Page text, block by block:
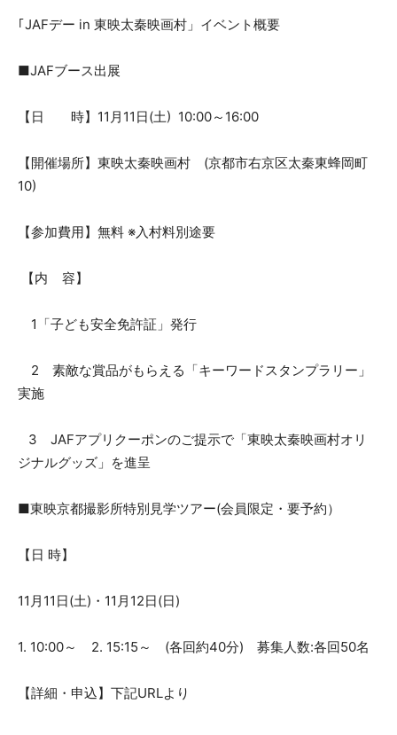
｢JAFデー in 東映太秦映画村」イベント概要
■JAFブース出展
【日 時】11月11日(土) 10:00～16:00
【開催場所】東映太秦映画村 (京都市右京区太秦東蜂岡町
10)
【参加費用】無料 ※入村料別途要
【内 容】
1「子ども安全免許証」発行
2 素敵な賞品がもらえる「キーワードスタンプラリー」
実施
3 JAFアプリクーポンのご提示で「東映太秦映画村オリ
ジナルグッズ」を進呈
■東映京都撮影所特別見学ツアー(会員限定・要予約）
【日 時】
11月11日(土)・11月12日(日)
1. 10:00～ 2. 15:15～ (各回約40分) 募集人数:各回50名
【詳細・申込】下記URLより